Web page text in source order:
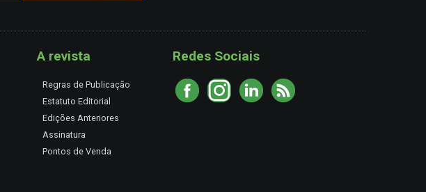
A revista
Regras de Publicação
Estatuto Editorial
Edições Anteriores
Assinatura
Pontos de Venda
Redes Sociais